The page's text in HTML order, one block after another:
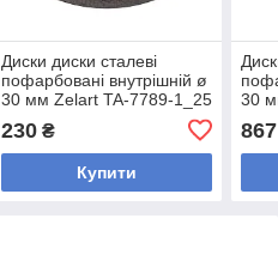
Диски диски сталеві
пофарбовані внутрішній ø
30 мм Zelart TA-7789-1_25
пофарбована, сірий)
230₴
Купити
30
867